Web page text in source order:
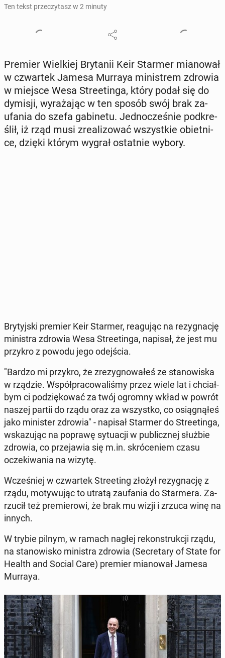
Ten tekst przeczytasz w 2 minuty
Premier Wiel­kiej Bry­ta­nii Keir Starmer mia­no­wał
w czwar­tek Jamesa Murraya mi­ni­strem zdrowia
w miejsce Wesa Stre­etin­ga, który podał się do
dymisji, wy­ra­ża­jąc w ten sposób swój brak za­
ufa­nia do szefa ga­bi­ne­tu. Jed­no­cze­śnie pod­kre­
ślił, iż rząd musi zre­ali­zo­wać wszyst­kie obiet­ni­
ce, dzięki którym wygrał ostat­nie wybory.
Bry­tyj­ski premier Keir Starmer, re­agu­jąc na re­zy­gna­cję
mi­ni­stra zdrowia Wesa Stre­etin­ga, napisał, że jest mu
przykro z powodu jego odej­ścia.
"Bardzo mi przykro, że zre­zy­gno­wa­łeś ze sta­no­wi­ska
w rządzie. Współ­pra­co­wa­li­śmy przez wiele lat i chciał­
bym ci po­dzię­ko­wać za twój ogromny wkład w powrót
naszej partii do rządu oraz za wszyst­ko, co osią­gną­łeś
jako mi­ni­ster zdrowia" - napisał Starmer do Stre­etin­ga,
wska­zu­jąc na poprawę sy­tu­acji w pu­blicz­nej służbie
zdrowia, co prze­ja­wia się m.in. skró­ce­niem czasu
ocze­ki­wa­nia na wizytę.
Wcze­śniej w czwar­tek Stre­eting złożył re­zy­gna­cję z
rządu, mo­ty­wu­jąc to utratą za­ufa­nia do Star­me­ra. Za­
rzu­cił też pre­mie­ro­wi, że brak mu wizji i zrzuca winę na
innych.
W trybie pilnym, w ramach nagłej re­kon­struk­cji rządu,
na sta­no­wi­sko mi­ni­stra zdrowia (Se­cre­ta­ry of State for
Health and Social Care) premier mia­no­wał Jamesa
Murraya.